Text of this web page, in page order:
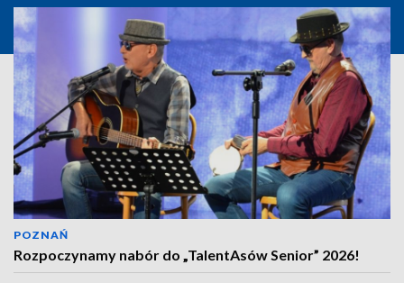
POZNAŃ
Rozpoczynamy nabór do „TalentAsów Senior” 2026!